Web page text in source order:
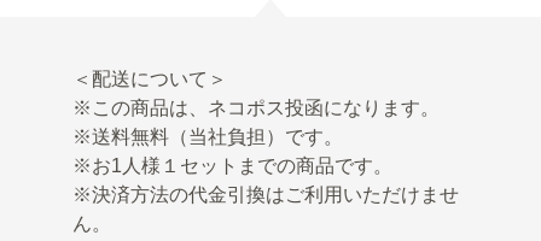
＜配送について＞
※この商品は、ネコポス投函になります。
※送料無料（当社負担）です。
※お1人様１セットまでの商品です。
※決済方法の代金引換はご利用いただけませ
ん。